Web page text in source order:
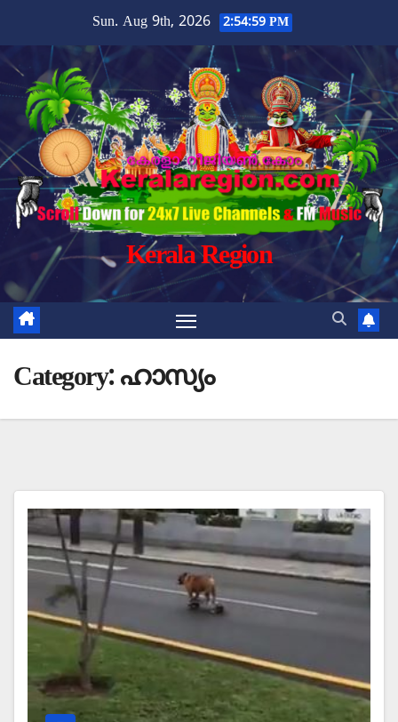
content
Sun. Aug 9th, 2026 2:55:00 PM
Kerala Region
Category: ഹാസ്യം